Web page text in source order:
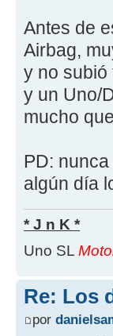
Antes de
Airbag,
y no subió
y un Uno/
mucho
PD:
algún día
* J n K *
Uno SL
Re: Los
por